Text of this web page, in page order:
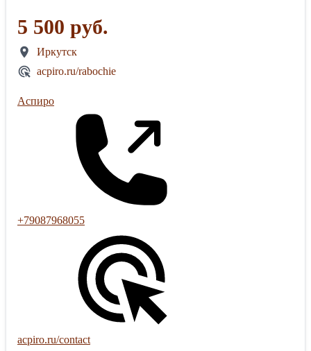
5 500 руб.
Иркутск
acpiro.ru/rabochie
Аспиро
+79087968055
acpiro.ru/contact